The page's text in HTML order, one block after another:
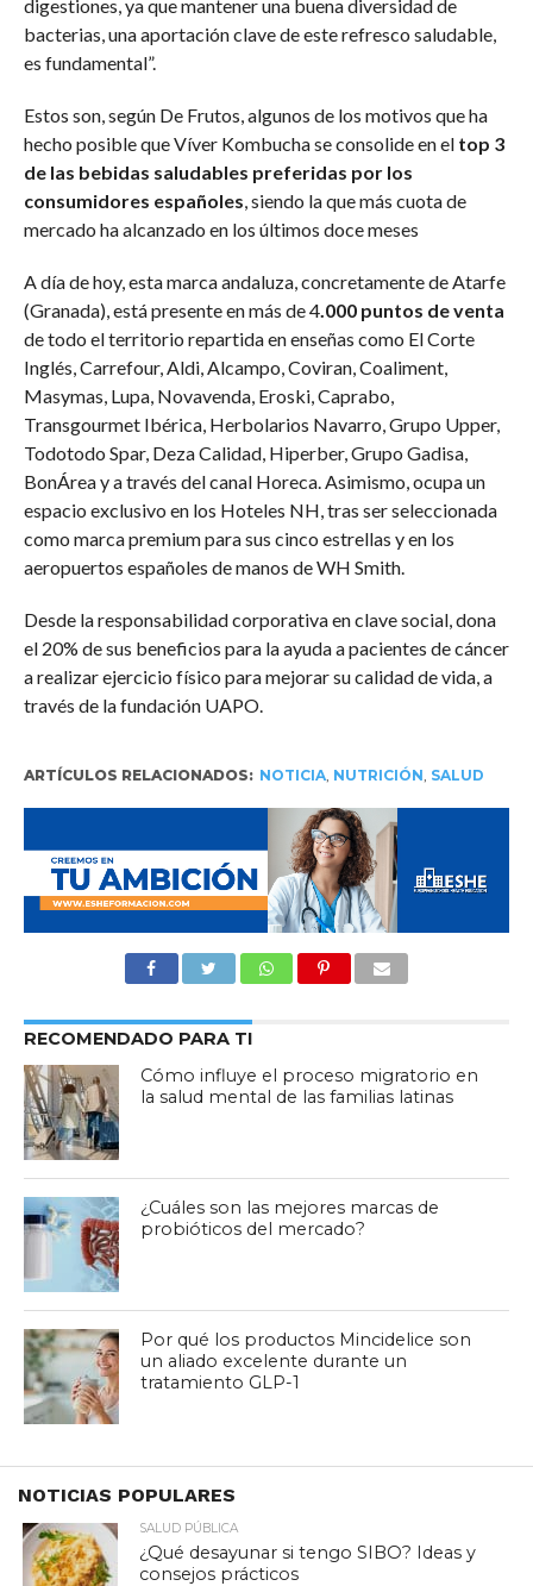
digestiones, ya que mantener una buena diversidad de
bacterias, una aportación clave de este refresco saludable,
es fundamental”.
Estos son, según De Frutos, algunos de los motivos que ha
hecho posible que Víver Kombucha se consolide en eltop 3
de las bebidas saludables preferidas por los
consumidores españoles , siendo la que más cuota de
mercado ha alcanzado en los últimos doce meses
A día de hoy, esta marca andaluza, concretamente de Atarfe
(Granada), está presente en más de 4.000 puntos de venta
de todo el territorio repartida en enseñas como El Corte
Inglés, Carrefour, Aldi, Alcampo, Coviran, Coaliment,
Masymas, Lupa, Novavenda, Eroski, Caprabo,
Transgourmet Ibérica, Herbolarios Navarro, Grupo Upper,
Todotodo Spar, Deza Calidad, Hiperber, Grupo Gadisa,
BonÁrea y a través del canal Horeca. Asimismo, ocupa un
espacio exclusivo en los Hoteles NH, tras ser seleccionada
como marca premium para sus cinco estrellas y en los
aeropuertos españoles de manos de WH Smith.
Desde la responsabilidad corporativa en clave social, dona
el 20% de sus beneficios para la ayuda a pacientes de cáncer
a realizar ejercicio físico para mejorar su calidad de vida, a
través de la fundación UAPO.
ARTÍCULOS RELACIONADOS: NOTICIA, NUTRICIÓN SALUD
RECOMENDADO PARA TI
Cómo influye el proceso migratorio en
la salud mental de las familias latinas
¿Cuáles son las mejores marcas de
probióticos del mercado?
Por qué los productos Mincidelice son
un aliado excelente durante un
tratamiento GLP-1
NOTICIAS POPULARES
SALUD PÚBLICA
¿Qué desayunar si tengo SIBO? Ideas y
consejos prácticos